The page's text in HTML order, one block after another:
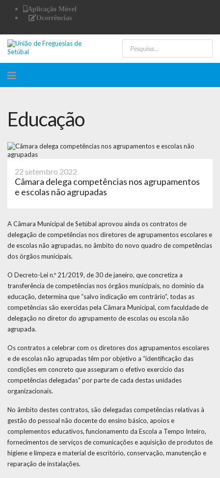
Aplicação Móvel
Ocorrências
Educação
22 setembro 2022
Câmara delega competências nos agrupamentos
e escolas não agrupadas
A Câmara Municipal de Setúbal aprovou ainda os contratos de
delegação de competências nos diretores de agrupamentos escolares e
de escolas não agrupadas, no âmbito do novo quadro de competências
dos órgãos municipais.
O Decreto-Lei n.º 21/2019, de 30 de janeiro, que concretiza a
transferência de competências nos órgãos municipais, no domínio da
educação, determina que “salvo indicação em contrário”, todas as
competências são exercidas pela Câmara Municipal, com faculdade de
delegação no diretor do agrupamento de escolas ou escola não
agrupada.
Os contratos a celebrar com os diretores dos agrupamentos escolares
e de escolas não agrupadas têm por objetivo a “identificação das
condições em concreto que asseguram o efetivo exercício das
competências delegadas” por parte de cada destas unidades
organizacionais.
No âmbito destes contratos, são delegadas competências relativas à
gestão do pessoal não docente do ensino básico, apoios e
complementos educativos, funcionamento da Escola a Tempo Inteiro,
fornecimentos de serviços de comunicações e aquisição de produtos de
higiene e limpeza e material de escritório, conservação, manutenção e
reparação de instalações.